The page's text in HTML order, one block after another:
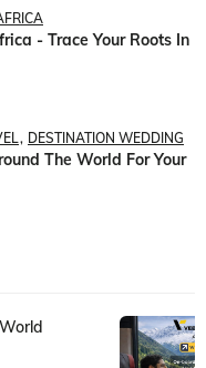
- Trace Your Roots In
DESTINATION WEDDING
The World For Your